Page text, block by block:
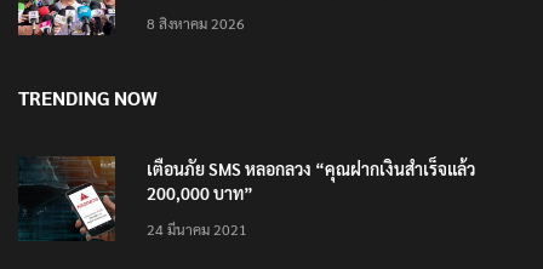
8 สิงหาคม 2026
TRENDING NOW
เตือนภัย SMS หลอกลวง “คุณฝากเงินสำเร็จแล้ว
200,000 บาท”
24 มีนาคม 2021